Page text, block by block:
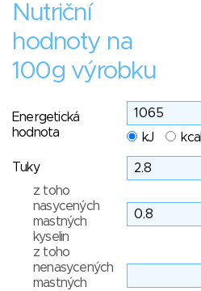
Nutriční
hodnoty na
100g výrobku
Energetická
hodnota
kJ kcal
Tuky
z toho
nasycených
mastných
kyselin
z toho
nenasycených
mastných